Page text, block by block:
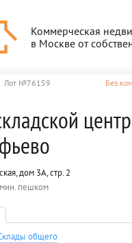
Коммерческая
в Москве от
Лот №76159 Без
центр
дом 3А, стр. 2
пешком
общего